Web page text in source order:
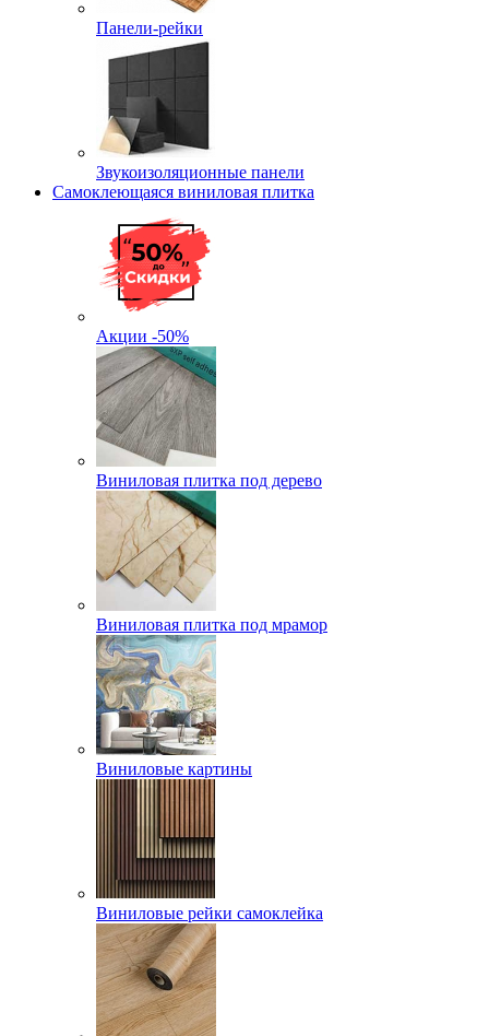
Панели-рейки
Звукоизоляционные панели
Самоклеющаяся виниловая плитка
Акции -50%
Виниловая плитка под дерево
Виниловая плитка под мрамор
Виниловые картины
Виниловые рейки самоклейка